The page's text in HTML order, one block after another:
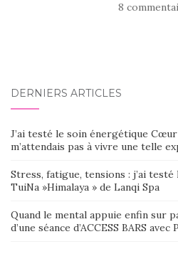
8
DERNIERS ARTICLES
J’ai testé le soin énergétique
m’attendais pas à vivre une telle
Stress, fatigue, tensions : j’ai testé
TuiNa »Himalaya » de Lanqi Spa
Quand le mental appuie enfin sur
d’une séance d’ACCESS BARS